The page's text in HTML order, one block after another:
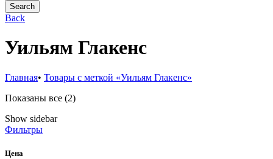
Search
Back
Уильям Глакенс
Главная• Товары с меткой «Уильям Глакенс»
Показаны все (2)Сортировка:
Show sidebar
Фильтры
Цена